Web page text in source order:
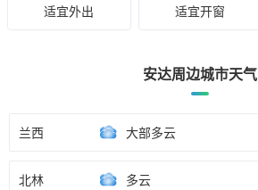
适宜外出 适宜开窗
安达周边城市天气
兰西 大部多云
北林 多云